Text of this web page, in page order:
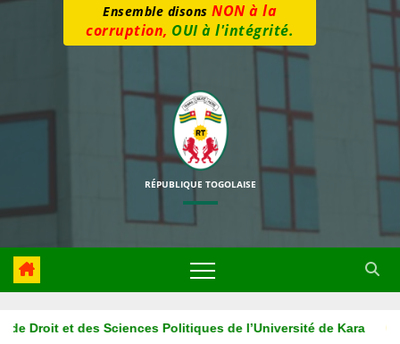
Numéro vert :8277
RÉPUBLIQUE TOGOLAISE